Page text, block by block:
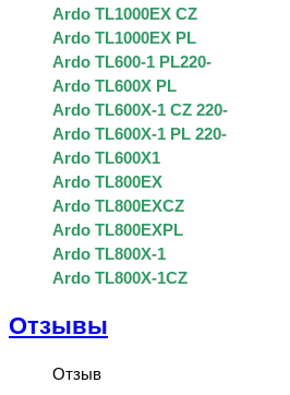
Ardo TL1000EX CZ
Ardo TL1000EX PL
Ardo TL600-1 PL220-
Ardo TL600X PL
Ardo TL600X-1 CZ 220-
Ardo TL600X-1 PL 220-
Ardo TL600X1
Ardo TL800EX
Ardo TL800EXCZ
Ardo TL800EXPL
Ardo TL800X-1
Ardo TL800X-1CZ
Отзывы
Отзыв